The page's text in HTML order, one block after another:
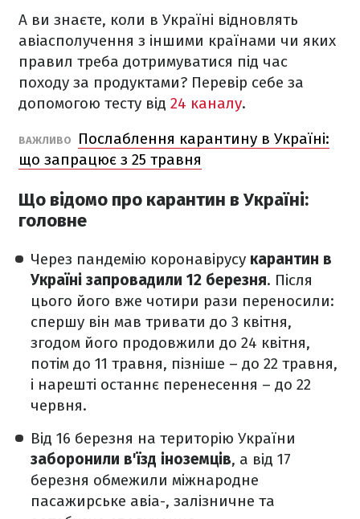
А ви знаєте, коли в Україні відновлять
авіасполучення з іншими країнами чи яких
правил треба дотримуватися під час
походу за продуктами? Перевір себе за
допомогою тесту від 24 каналу.
ВАЖЛИВО
Послаблення карантину в Україні:
що запрацює з 25 травня
Що відомо про карантин в Україні:
головне
Через пандемію коронавірусу карантин в
Україні запровадили 12 березня. Після
цього його вже чотири рази переносили:
спершу він мав тривати до 3 квітня,
згодом його продовжили до 24 квітня,
потім до 11 травня, пізніше – до 22 травня,
і нарешті останнє перенесення – до 22
червня.
Від 16 березня на територію України
заборонили в'їзд іноземців, а від 17
березня обмежили міжнародне
пасажирське авіа-, залізничне та